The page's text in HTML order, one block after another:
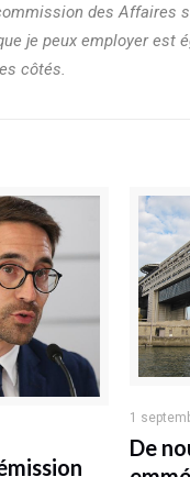
des Affaires
je peux employer est
côtés.
1
De